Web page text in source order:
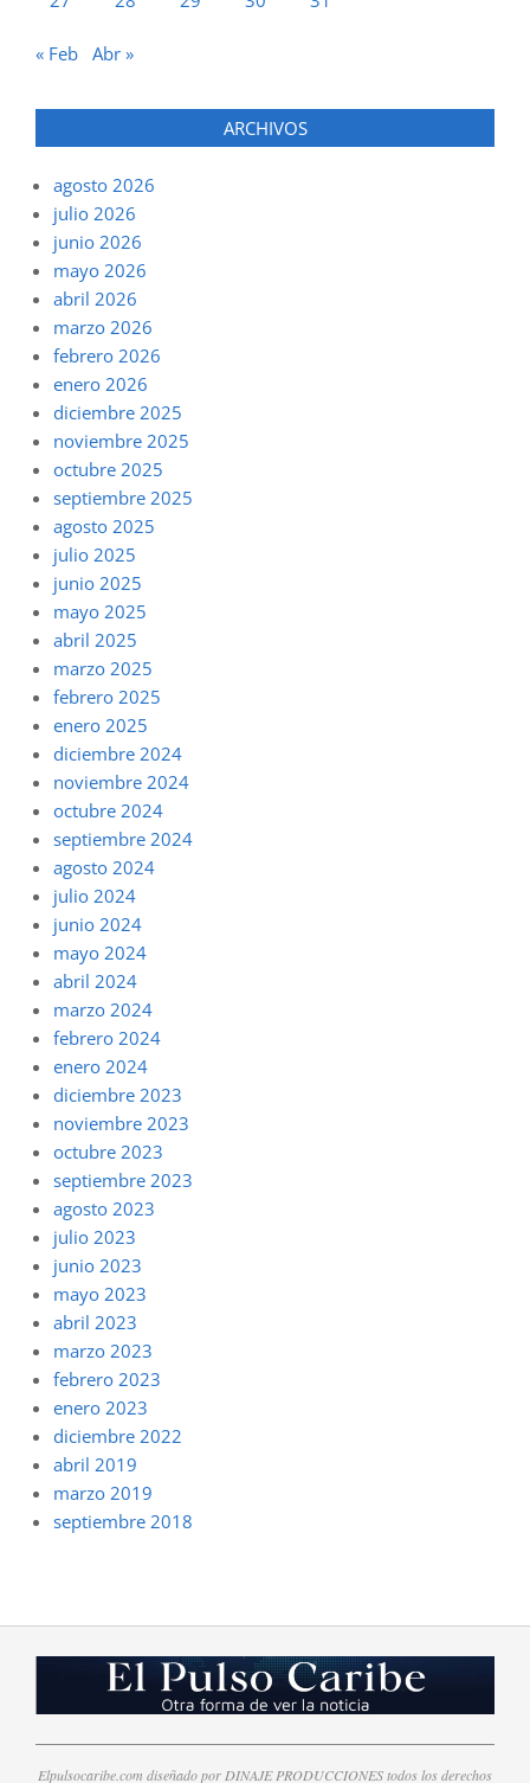
« Feb Abr »
ARCHIVOS
agosto 2026
julio 2026
junio 2026
mayo 2026
abril 2026
marzo 2026
febrero 2026
enero 2026
diciembre 2025
noviembre 2025
octubre 2025
septiembre 2025
agosto 2025
julio 2025
junio 2025
mayo 2025
abril 2025
marzo 2025
febrero 2025
enero 2025
diciembre 2024
noviembre 2024
octubre 2024
septiembre 2024
agosto 2024
julio 2024
junio 2024
mayo 2024
abril 2024
marzo 2024
febrero 2024
enero 2024
diciembre 2023
noviembre 2023
octubre 2023
septiembre 2023
agosto 2023
julio 2023
junio 2023
mayo 2023
abril 2023
marzo 2023
febrero 2023
enero 2023
diciembre 2022
abril 2019
marzo 2019
septiembre 2018
Elpulsocaribe.com diseñado por DINAJE PRODUCCIONES todos los derechos